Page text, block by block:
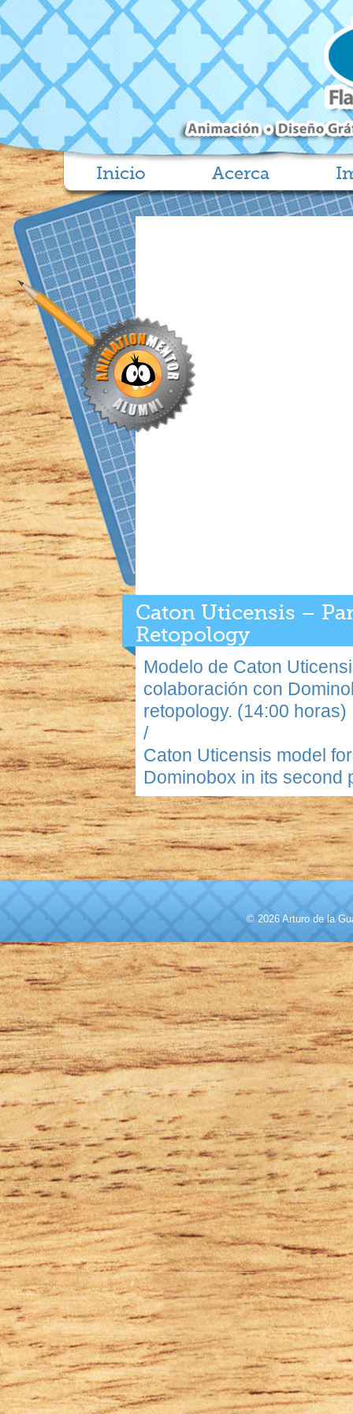
Inicio Acerca
Caton Uticensis –
Retopology
Modelo de Caton
colaboración con
retopology. (14:00 horas)
/
Caton Uticensis model
Dominobox in its second
© 2026 Arturo de la